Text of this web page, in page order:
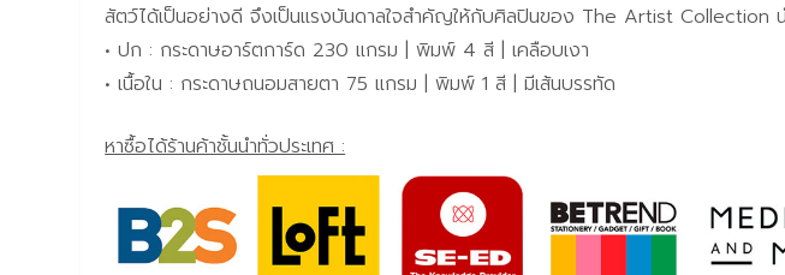
สัตว์ได้เป็นอย่างดี จึงเป็นแรงบันดาลใจสำคัญให้กับศิลปินของ The Artist Collection
• ปก : กระดาษอาร์ตการ์ด 230 แกรม | พิมพ์ 4 สี | เคลือบเงา
• เนื้อใน : กระดาษถนอมสายตา 75 แกรม | พิมพ์ 1 สี | มีเส้นบรรทัด
หาซื้อได้ร้านค้าชั้นนำทั่วประเทศ :